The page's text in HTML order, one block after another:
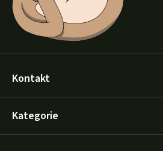
Kontakt
Kategorie